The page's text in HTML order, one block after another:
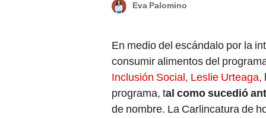
Eva Palomino
En medio del escándalo por la
consumir alimentos del
Inclusión Social, Leslie Urteaga,
programa, tal como sucedió
de nombre. La Carlincatura de